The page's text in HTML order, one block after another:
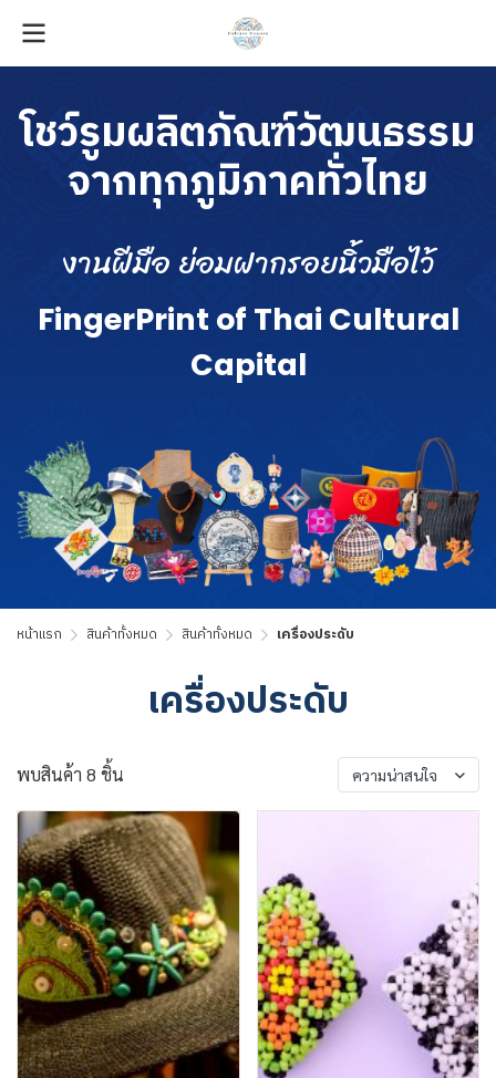
โชว์รูมผลิตภัณฑ์วัฒนธรรม
จากทุกภูมิภาคทั่วไทย
งานฝีมือย่อมฝากรอยนิ้วมือไว้
FingerPrint of Thai Cultural
Capital
หน้าแรก สินค้าทั้งหมด สินค้าทั้งหมด เครื่องประดับ
เครื่องประดับ
พบสินค้า 8 ชิ้น ความน่าสนใจ